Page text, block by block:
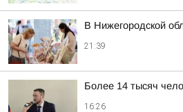
В Нижегородской
21:39
Более 14 тысяч
16:26